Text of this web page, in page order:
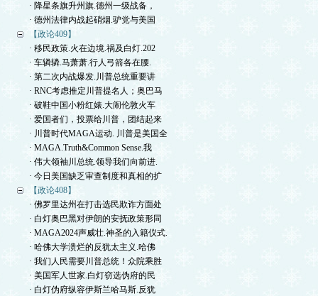
· 降星条旗升州旗.德州一级战备，
· 德州法律内战起硝烟.驴党与美国
【政论409】
· 移民政策.火在边境.祸及白灯.202
· 车辚辚.马萧萧.行人弓箭各在腰.
· 第二次内战爆发.川普总统重要讲
· RNC考虑推定川普提名人；奥巴马
· 破鞋中国小粉红婊.大闹伦敦火车
· 爱国者们，投票给川普，团结起来
· 川普时代MAGA运动. 川普是美国全
· MAGA.Truth&Common Sense.我
· 伟大领袖川总统.领导我们向前进.
· 今日美国缺乏审查制度和真相的扩
【政论408】
· 佛罗里达州在打击选民欺诈方面处
· 白灯奥巴黑对伊朗的安抚政策形同
· MAGA2024声威壮.神圣的入籍仪式.
· 哈佛大学溃烂的反犹太主义.哈佛
· 我们人民需要川普总统！众院乘胜
· 美国军人世家.白灯窃选伪府的民
· 白灯伪府纵容伊斯兰哈马斯.反犹